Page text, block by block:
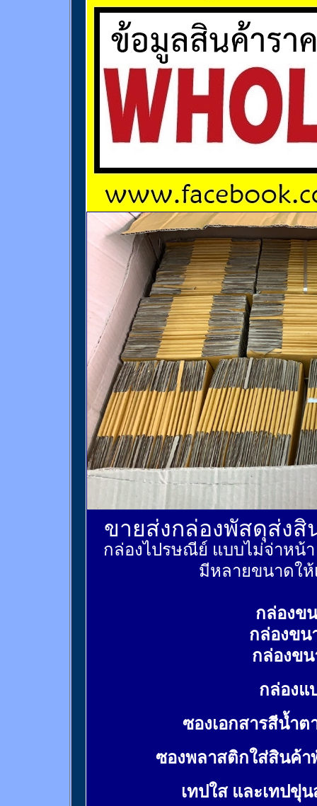
ขายส่งกล่องพัสดุส่ง
กล่องไปรษณีย์ แบบไม่จ่าหน้
มีหลายขนาดให้
กล่องข
กล่องขน
กล่องข
กล่องแ
ซองเอกสารสีน้ำต
ซองพลาสติกใส่สินค้า
เทปใส และเทปขุ่